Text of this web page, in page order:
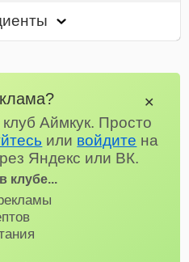
Аймкук. Просто
или войдите на
Яндекс или ВК.
клубе...
✕